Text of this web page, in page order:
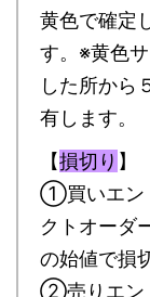
黄色で確定
す。※黄色
した所から
有します。
【損切り 】
①買いエン
クトオーダ
の始値で損
②売りエン